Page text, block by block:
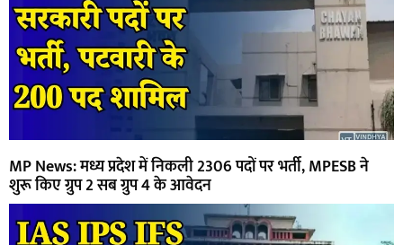
MP News: मध्य प्रदेश में निकली 2306 पदों पर भर्ती, MPESB ने
शुरू किए ग्रुप 2 सब ग्रुप 4 के आवेदन